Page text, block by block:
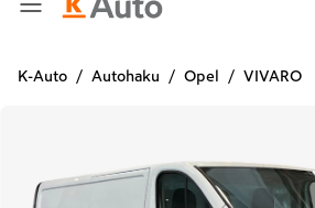
K-Auto Autohaku Opel VIVARO